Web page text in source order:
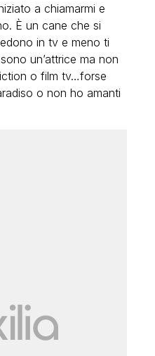
a chiamarmi e
È un cane che si
in tv e meno ti
un’attrice ma non
o film tv…forse
o non ho amanti